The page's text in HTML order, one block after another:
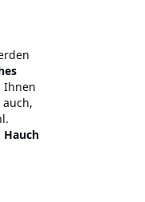
Ihnen
Hauch